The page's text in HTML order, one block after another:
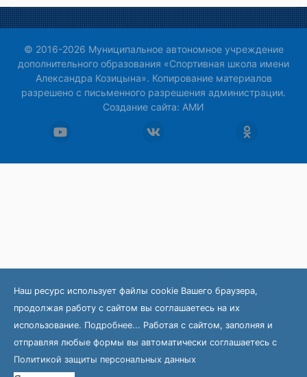
© 2016-2026 Муниципальное автономное учреждение
дополнительного образования «Спортивная школа имени
Александра Козицына». Копирование материалов
разрешено с письменного разрешения администрации.
Создание сайта: АМИ
Наш ресурс использует файлы cookie Вашего браузера,
продолжая работу с сайтом вы соглашаетесь на их
использование. Подробнее... Работая с сайтом, заполняя и
отправляя любые формы вы автоматически соглашаетесь с
Политикой защиты персональных данных